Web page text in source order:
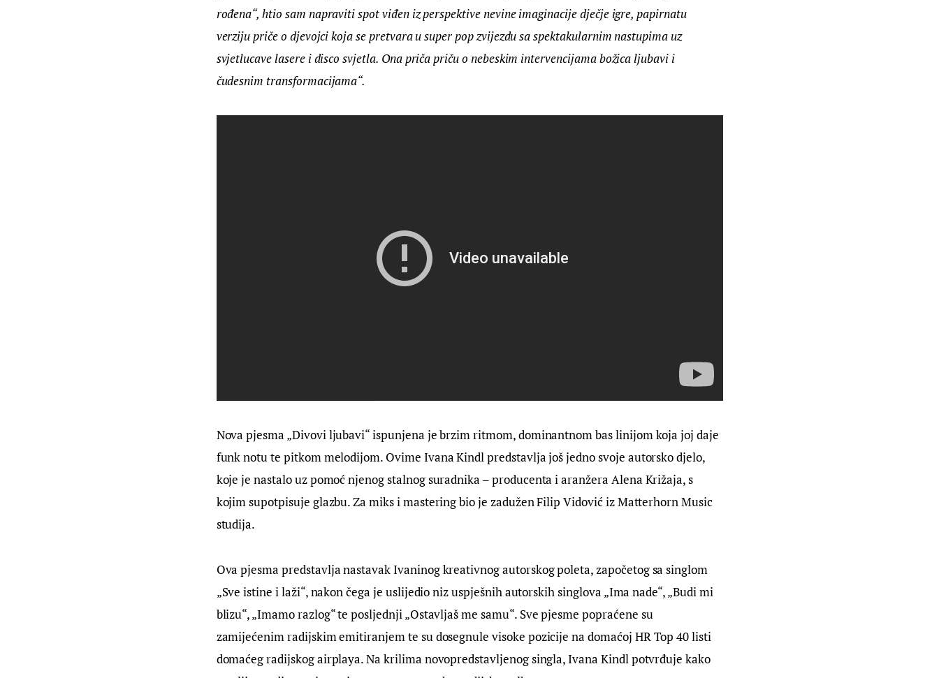
rođena“, htio sam napraviti spot viđen iz perspektive nevine imaginacije dječje igre, papirnatu
verziju priče o djevojci koja se pretvara u super pop zvijezdu sa spektakularnim nastupima uz
svjetlucave lasere i disco svjetla. Ona priča priču o nebeskim intervencijama božica ljubavi i
čudesnim transformacijama“.
Nova pjesma „Divovi ljubavi“ ispunjena je brzim ritmom, dominantnom bas linijom koja joj daje
funk notu te pitkom melodijom. Ovime Ivana Kindl predstavlja još jedno svoje autorsko djelo,
koje je nastalo uz pomoć njenog stalnog suradnika – producenta i aranžera Alena Križaja, s
kojim supotpisuje glazbu. Za miks i mastering bio je zadužen Filip Vidović iz Matterhorn Music
studija.
Ova pjesma predstavlja nastavak Ivaninog kreativnog autorskog poleta, započetog sa singlom
„Sve istine i laži“, nakon čega je uslijedio niz uspješnih autorskih singlova „Ima nade“, „Budi mi
blizu“, „Imamo razlog“ te posljednji „Ostavljaš me samu“. Sve pjesme popraćene su
zamijećenim radijskim emitiranjem te su dosegnule visoke pozicije na domaćoj HR Top 40 listi
domaćeg radijskog airplaya. Na krilima novopredstavljenog singla, Ivana Kindl potvrđuje kako